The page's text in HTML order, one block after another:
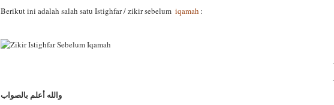
Berikut ini adalah salah satu Istighfar / zikir sebelum iqamah :
.
.
والله أعلم بالصواب